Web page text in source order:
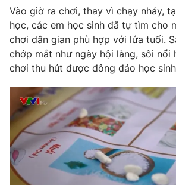
Giải sao mai
Làm đẹp
Chất lượng cuộc sống
Tuyển sinh
Học trực tuyến
Công nghệ
Hitech Công nghệ tương lai
Sản phẩm
Thị trường
Tư vấn
Giao lưu trực tuyến
Lịch phát sóng
Chuyên mục khác
Emagazine Podcast
Vào giờ ra chơi, thay vì chạy nhảy,
học, các em học sinh đã tự tìm cho
chơi dân gian phù hợp với lứa tuổi.
chớp mắt như ngày hội làng, sôi nổi
chơi thu hút được đông đảo học